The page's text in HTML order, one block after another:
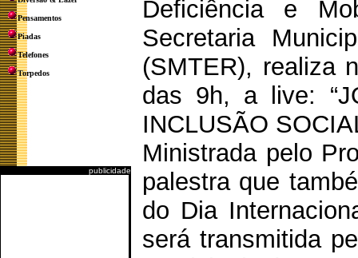
Pensamentos
Piadas
Telefones
Torpedos
publicidade
Deficiência e
Secretaria
(SMTER), realiza
das 9h, a live:
INCLUSÃO
Ministrada pelo
palestra que
do Dia
será transmitida